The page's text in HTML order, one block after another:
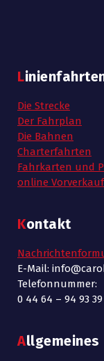
Die Strecke
Der Fahrplan
Die Bahnen
Charterfahrten
Fahrkarten und
online Vorverkauf
Kontakt
E-Mail:
Telefonnummer:
0 44 64 – 94 93
Allgemeines